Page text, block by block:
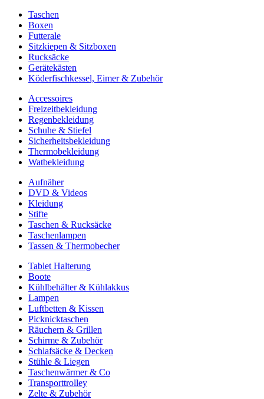
Taschen
Boxen
Futterale
Sitzkiepen & Sitzboxen
Rucksäcke
Gerätekästen
Köderfischkessel, Eimer & Zubehör
Accessoires
Freizeitbekleidung
Regenbekleidung
Schuhe & Stiefel
Sicherheitsbekleidung
Thermobekleidung
Watbekleidung
Aufnäher
DVD & Videos
Kleidung
Stifte
Taschen & Rucksäcke
Taschenlampen
Tassen & Thermobecher
Tablet Halterung
Boote
Kühlbehälter & Kühlakkus
Lampen
Luftbetten & Kissen
Picknicktaschen
Räuchern & Grillen
Schirme & Zubehör
Schlafsäcke & Decken
Stühle & Liegen
Taschenwärmer & Co
Transporttrolley
Zelte & Zubehör